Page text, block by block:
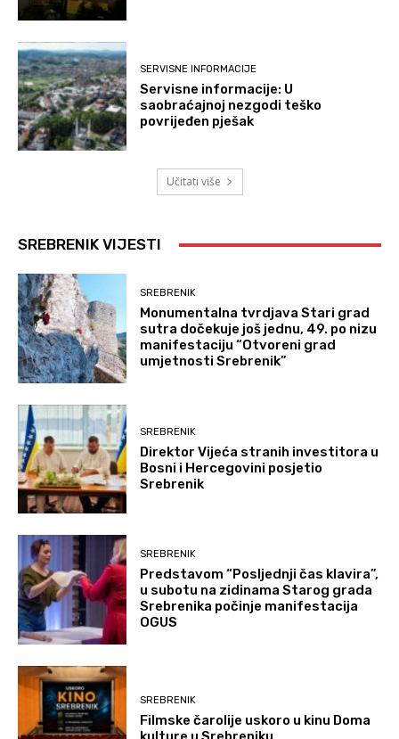
SERVISNE INFORMACIJE
Servisne informacije: U
saobraćajnoj nezgodi teško
povrijeđen pješak
Učitati više
SREBRENIK VIJESTI
SREBRENIK
Monumentalna tvrdjava Stari grad
sutra dočekuje još jednu, 49. po nizu
manifestaciju “Otvoreni grad
umjetnosti Srebrenik”
SREBRENIK
Direktor Vijeća stranih investitora u
Bosni i Hercegovini posjetio
Srebrenik
SREBRENIK
Predstavom “Posljednji čas klavira”,
u subotu na zidinama Starog grada
Srebrenika počinje manifestacija
OGUS
SREBRENIK
Filmske čarolije uskoro u kinu Doma